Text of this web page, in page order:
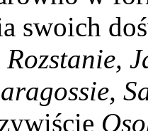
swoich
Rozstanie,